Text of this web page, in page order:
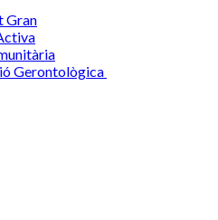
Gran
Gerontològica